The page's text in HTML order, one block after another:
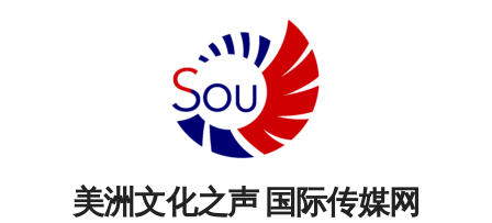
美洲文化之声 国际传媒网